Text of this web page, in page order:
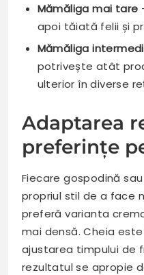
Mămăliga mai tare
apoi tăiată felii și
Mămăliga
potrivește atât
ulterior în diverse
Adaptarea
preferințe
Fiecare gospodină
propriul stil de a face
preferă varianta
mai densă. Cheia
ajustarea timpului de
rezultatul se apropie